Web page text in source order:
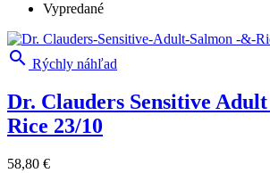
Vypredané
 Rýchly náhľad
Dr. Clauders Sensitive
Rice 23/10
58,80 €